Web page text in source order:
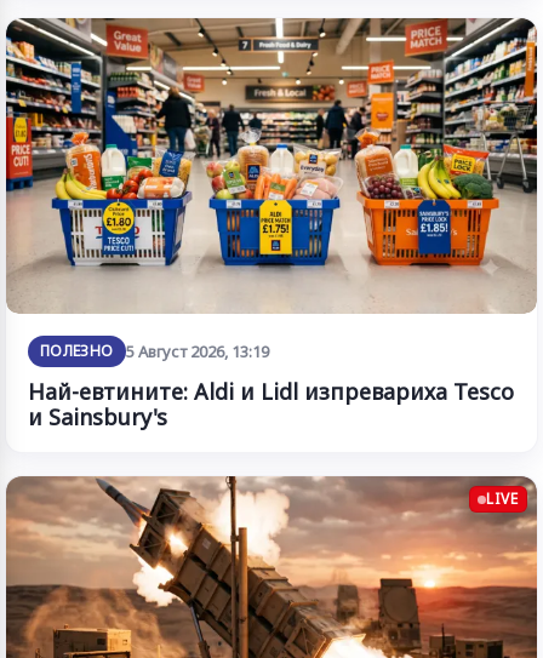
ПОЛЕЗНО 5 Август 2026, 13:19
Най-евтините: Aldi и Lidl изпревариха Tesco
и Sainsbury's
LIVE